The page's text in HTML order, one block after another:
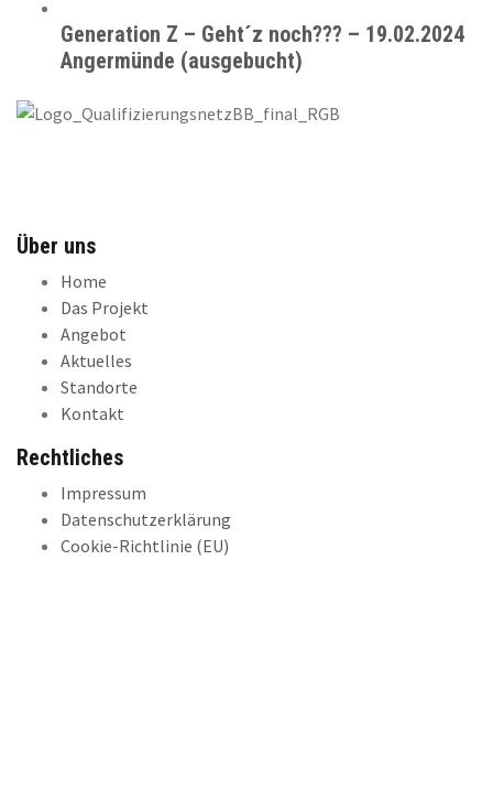
Generation Z – Geht´z noch??? – 19.02.2024
Angermünde (ausgebucht)
Über uns
Home
Das Projekt
Angebot
Aktuelles
Standorte
Kontakt
Rechtliches
Impressum
Datenschutzerklärung
Cookie-Richtlinie (EU)